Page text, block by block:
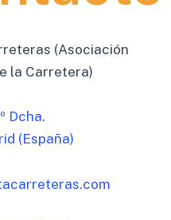
(Asociación
la Carretera)
Dcha.
(España)